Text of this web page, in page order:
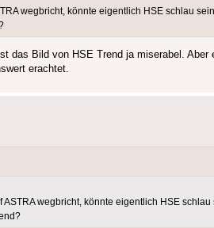
wegbricht, könnte eigentlich HSE schlau
das Bild von HSE Trend ja miserabel.
erachtet.
wegbricht, könnte eigentlich HSE